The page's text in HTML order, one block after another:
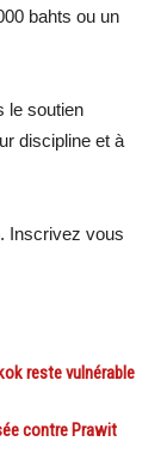
bahts ou un
le soutien
discipline et à
Inscrivez vous
reste vulnérable
contre Prawit